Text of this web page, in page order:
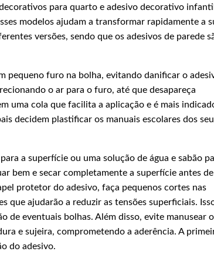
para quarto e adesivo decorativo
modelos ajudam a transformar rapidamente a
versões, sendo que os adesivos de parede
pequeno furo na bolha, evitando danificar o
o ar para o furo, até que desapareça
uma cola que facilita a aplicação e é mais
decidem plastificar os manuais escolares dos
a superfície ou uma solução de água e sabão
bem e secar completamente a superfície antes
protetor do adesivo, faça pequenos cortes nas
que ajudarão a reduzir as tensões superficiais.
de eventuais bolhas. Além disso, evite manusear
e sujeira, comprometendo a aderência. A
do adesivo.